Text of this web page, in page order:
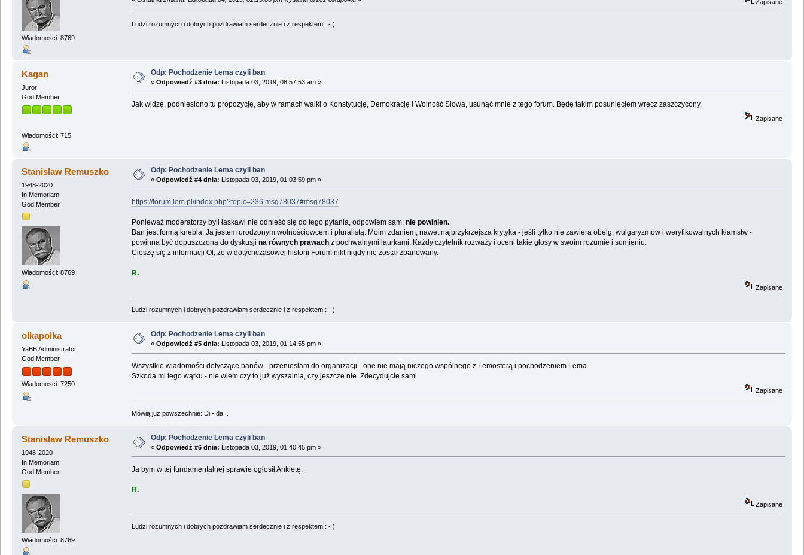
Wiadomości: 8769
Zapisane
Ludzi rozumnych i dobrych pozdrawiam serdecznie i z respektem : - )
Kagan
Juror
God Member
Wiadomości: 715
Odp: Pochodzenie Lema czyli ban
« Odpowiedź #3 dnia: Listopada 03, 2019, 08:57:53 am »
Jak widzę, podniesiono tu propozycję, aby w ramach walki o Konstytucję, Demokrację i Wolność Słowa, usunąć mnie z tego forum. Będę takim posunięciem wręcz zaszczycony.
Zapisane
Stanisław Remuszko
1948-2020
In Memoriam
God Member
Wiadomości: 8769
Odp: Pochodzenie Lema czyli ban
« Odpowiedź #4 dnia: Listopada 03, 2019, 01:03:59 pm »
https://forum.lem.pl/index.php?topic=236.msg78037#msg78037
Ponieważ moderatorzy byli łaskawi nie odnieść się do tego pytania, odpowiem sam: nie powinien.
Ban jest formą knebla. Ja jestem urodzonym wolnościowcem i pluralistą. Moim zdaniem, nawet najprzykrzejsza krytyka - jeśli tylko nie zawiera obelg, wulgaryzmów i weryfikowalnych kłamstw -
powinna być dopuszczona do dyskusji na równych prawachz pochwalnymi laurkami. Każdy czytelnik rozważy i oceni takie głosy w swoim rozumie i sumieniu.
Cieszę się z informacji Ol, że w dotychczasowej historii Forum nikt nigdy nie został zbanowany.
R.
Zapisane
Ludzi rozumnych i dobrych pozdrawiam serdecznie i z respektem : - )
olkapolka
YaBB Administrator
God Member
Wiadomości: 7250
Odp: Pochodzenie Lema czyli ban
« Odpowiedź #5 dnia: Listopada 03, 2019, 01:14:55 pm »
Wszystkie wiadomości dotyczące banów - przeniosłam do organizacji - one nie mają niczego wspólnego z Lemosferą i pochodzeniem Lema.
Szkoda mi tego wątku - nie wiem czy to już wyszalnia, czy jeszcze nie. Zdecydujcie sami.
Zapisane
Mówią już powszechnie: Di - da...
Stanisław Remuszko
1948-2020
In Memoriam
God Member
Wiadomości: 8769
Odp: Pochodzenie Lema czyli ban
« Odpowiedź #6 dnia: Listopada 03, 2019, 01:40:45 pm »
Ja bym w tej fundamentalnej sprawie ogłosił Ankietę.
R.
Zapisane
Ludzi rozumnych i dobrych pozdrawiam serdecznie i z respektem : - )